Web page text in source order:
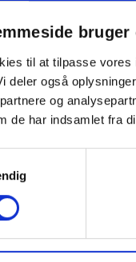
bruger
til at tilpasse
deler også
og
de har indsamlet fra
også